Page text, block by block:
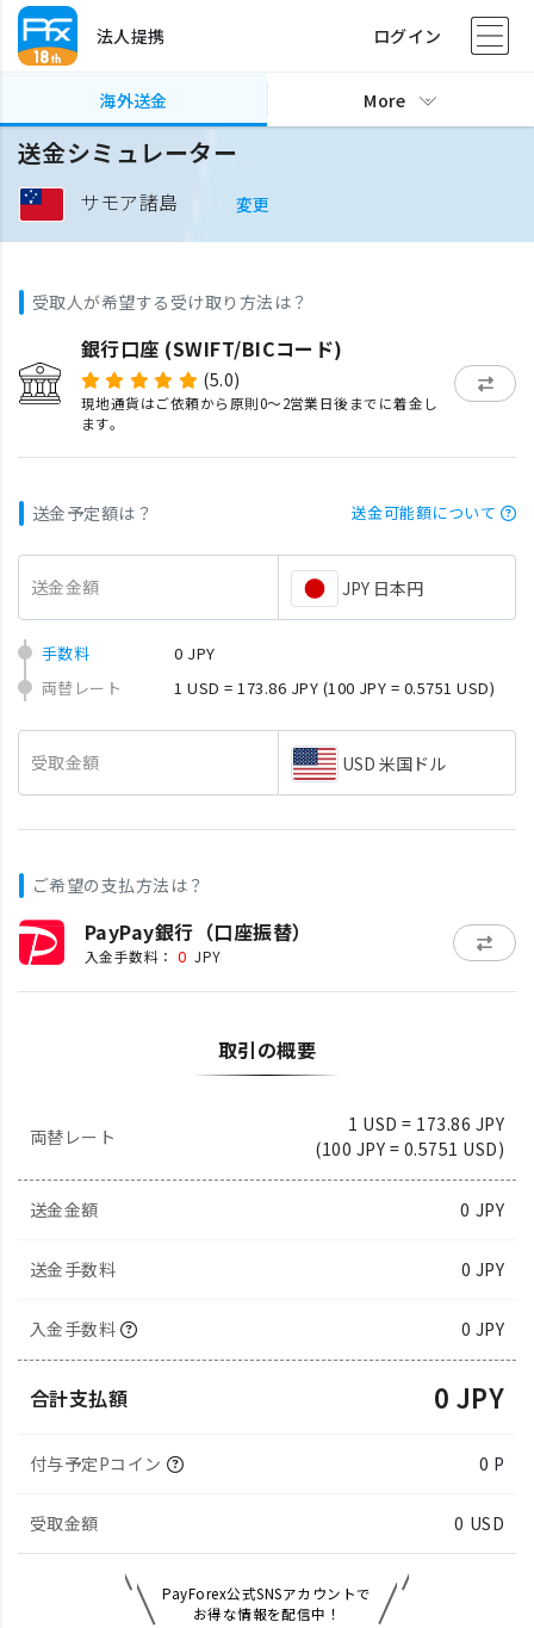
法人提携 ログイン
海外送金 More
送金シミュレーター
サモア諸島 変更
受取人が希望する受け取り方法は？
銀行口座 (SWIFT/BICコード)
(5.0)
現地通貨はご依頼から原則0〜2営業日後までに着金し
ます。
送金予定額は？ 送金可能額について
送金金額 JPY 日本円
手数料
0 JPY
両替レート
1 USD = 173.86 JPY (100 JPY = 0.5751 USD)
受取金額 USD 米国ドル
ご希望の支払方法は？
PayPay銀行（口座振替）
入金手数料： 0 JPY
取引の概要
両替レート
1 USD = 173.86 JPY
(100 JPY = 0.5751 USD)
送金金額 0 JPY
送金手数料 0 JPY
入金手数料 0 JPY
合計支払額 0 JPY
付与予定Pコイン 0 P
受取金額 0 USD
PayForex公式SNSアカウントで
お得な情報を配信中！